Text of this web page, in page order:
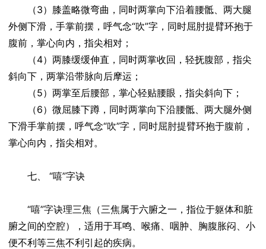
（3）膝盖略微弯曲，同时两掌向下沿着腰骶、两大腿
外侧下滑，手掌前摆，呼气念“吹”字，同时屈肘提臂环抱于
腹前，掌心向内，指尖相对；
（4）两膝缓缓伸直，同时两掌收回，轻抚腹部，指尖
斜向下，两掌沿带脉向后摩运；
（5）两掌至后腰部，掌心轻贴腰眼，指尖斜向下；
（6）微屈膝下蹲，同时两掌向下沿腰骶、两大腿外侧
下滑手掌前摆，呼气念“吹”字，同时屈肘提臂环抱于腹前，
掌心向内，指尖相对。
七、 “嘻”字诀
“嘻”字诀理三焦（三焦属于六腑之一，指位于躯体和脏
腑之间的空腔），适用于耳鸣、喉痛、咽肿、胸腹胀闷、小
便不利等三焦不利引起的疾病。